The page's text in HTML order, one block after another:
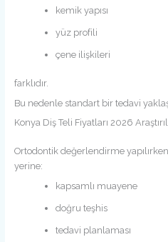
kemik yapısı
yüz profili
çene ilişkileri
farklıdır.
Bu nedenle standart bir tedavi
Konya Diş Teli Fiyatları 2026
Ortodontik değerlendirme
yerine:
kapsamlı muayene
doğru teşhis
tedavi planlaması